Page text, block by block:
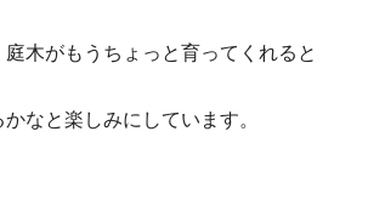
木がもうちょっと育ってくれると
なと楽しみにしています。